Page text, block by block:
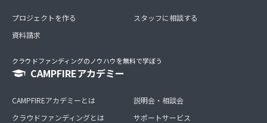
プロジェクトを作る
資料請求
スタッフに相談する
クラウドファンディングのノウハウを無料で学ぼう
CAMPFIREアカデミー
CAMPFIREアカデミーとは
クラウドファンディングとは
説明会・相談会
サポートサービス